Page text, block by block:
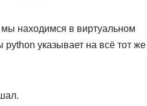
находимся в виртуальном
указывает на всё тот же